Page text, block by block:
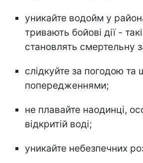
уникайте водойм у
тривають бойові дії -
становлять смертельну
слідкуйте за погодою
попередженнями;
не плавайте наодинці,
відкритій воді;
уникайте небезпечних